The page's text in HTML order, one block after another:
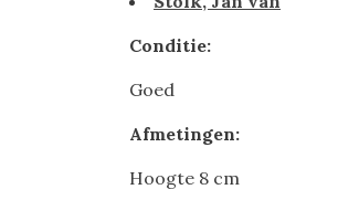
Conditie:
Goed
Afmetingen:
Hoogte 8 cm